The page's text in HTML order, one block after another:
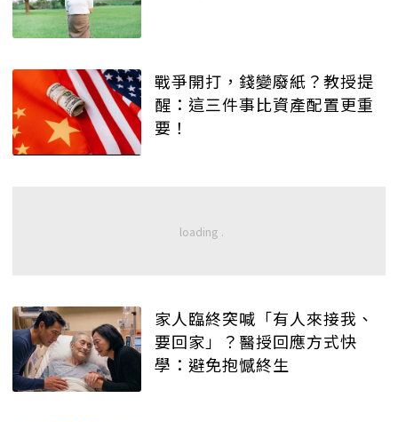
戰爭開打，錢變廢紙？教授提
醒：這三件事比資產配置更重
要！
家人臨終突喊「有人來接我、
要回家」？醫授回應方式快
學：避免抱憾終生